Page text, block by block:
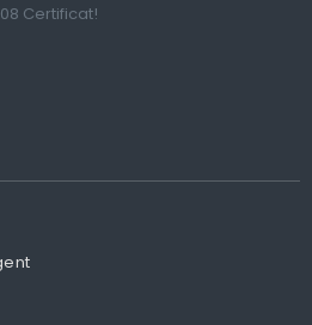
Certificat!